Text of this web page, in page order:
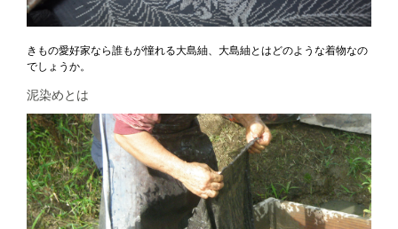
きもの愛好家なら誰もが憧れる大島紬、大島紬とはどのような着物なの
でしょうか。
泥染めとは